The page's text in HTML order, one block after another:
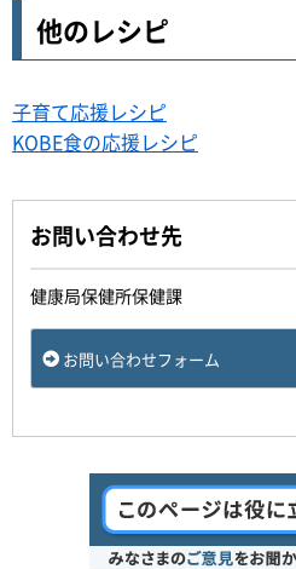
他のレシピ
子育て応援レシピ
KOBE食の応援レシピ
お問い合わせ先
健康局保健所保健課
お問い合わせフォーム